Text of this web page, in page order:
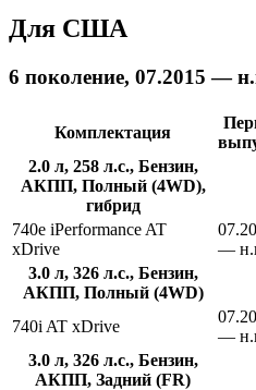
Для США
6 поколение, 07.2015 —
Комплектация
2.0 л, 258 л.с., Бензин,
АКПП, Полный (4WD),
гибрид
740e iPerformance AT
xDrive
—
3.0 л, 326 л.с., Бензин,
АКПП, Полный (4WD)
740i AT xDrive
—
3.0 л, 326 л.с., Бензин,
АКПП, Задний (FR)